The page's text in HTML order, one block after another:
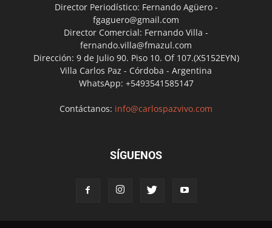
Director Periodístico: Fernando Agüero -
fgaguero@gmail.com
Director Comercial: Fernando Villa -
fernando.villa@fmazul.com
Dirección: 9 de Julio 90. Piso 10. Of 107.(X5152EYN)
Villa Carlos Paz - Córdoba - Argentina
WhatsApp: +5493541585147
Contáctanos: info@carlospazvivo.com
SÍGUENOS